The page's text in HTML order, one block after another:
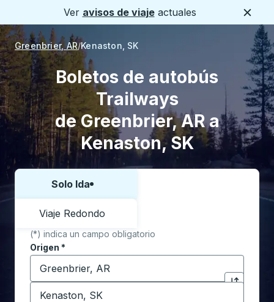
Ver avisos de viajeactuales
Greenbrier, AR Kenaston, SK
Boletos de autobús
Trailways
de Greenbrier, AR a
Kenaston, SK
Elija una forma o viaje de ida y vuelta:
Solo Ida
Viaje Redondo
(*) indica un campo obligatorio
Origen *
Comience a escribir la ciudad de origen para abrir
Haga clic
Destino*
Comience a escribir la ciudad de destino para